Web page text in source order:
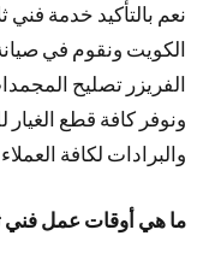
نعم بالتأكيد خدمة
الكويت ونقوم في صيانة
الفريزر تصليح
ونوفر كافة قطع
والبرادات لكافة
ما هي أوقات عمل فني